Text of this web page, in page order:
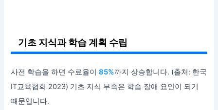
기초 지식과 학습 계획 수립
사전 학습을 하면 수료율이85%까지 상승합니다. (출처: 한국
IT교육협회 2023) 기초 지식 부족은 학습 장애 요인이 되기
때문입니다.